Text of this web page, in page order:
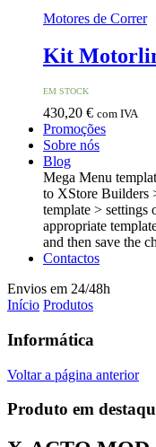
Motores de Correr
Kit
EM STOCK
430,20 € com IVA
Promoções
Sobre nós
Blog
Mega Menu
to XStore Builders
template > settings
appropriate
and then save the
Contactos
Envios em 24/48h
Início Produtos
Informática
Voltar a página anterior
Produto em